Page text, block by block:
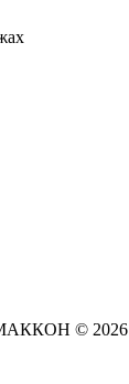
МАККОН © 2026